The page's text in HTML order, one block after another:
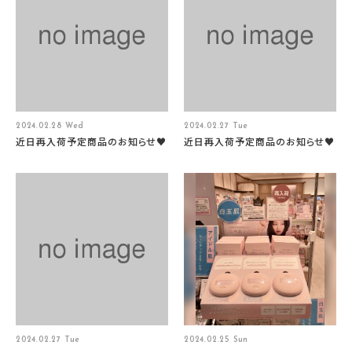
2024.02.28 Wed
近日再入荷予定商品のお知らせ♥
2024.02.27 Tue
近日再入荷予定商品のお知らせ♥
2024.02.27 Tue 2024.02.25 Sun